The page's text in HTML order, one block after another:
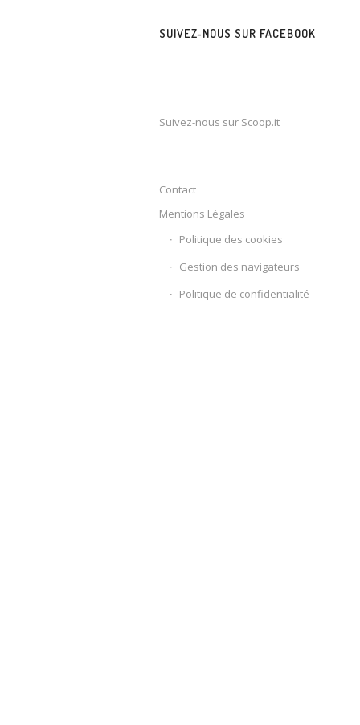
SUIVEZ-NOUS SUR FACEBOOK
Suivez-nous sur Scoop.it
Contact
Mentions Légales
Politique des cookies
Gestion des navigateurs
Politique de confidentialité